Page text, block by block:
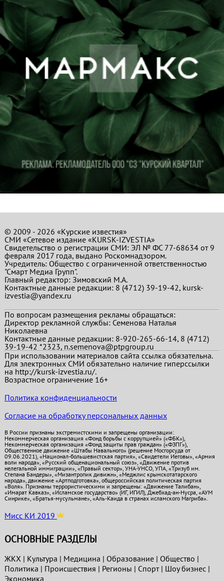
© 2009 - 2026 «Курские известия»
СМИ «Сетевое издание «KURSK-IZVESTIA»
Свидетельство о регистрации СМИ: ЭЛ № ФС 77-68634 от 9
февраля 2017 года, выдано Роскомнадзором.
Учредитель: Общество с ограниченной ответственностью
"Смарт Медиа Групп".
Главный редактор:Зимовский М.А.
Контактные данные редакции: 8 (4712) 39-19-42, kursk-
izvestia@yandex.ru
По вопросам размещения рекламы обращаться:
Директор рекламной службы: Семенова Наталья
Николаевна
Контактные данные редакции: 8-920-265-66-14, 8 (4712)
39-19-42 *2323, n.semenova@ptpgroup.ru
При использовании материалов сайта ссылка обязательна.
Для электронных СМИ обязательно наличие гиперссылки
на http://kursk-izvestia.ru/.
Возрастное ограничение 16+
Политика конфиденциальности
Согласие на обработку персональных данных
В России признаны экстремистскими и запрещены организации:
Некоммерческая организация «Фонд борьбы с коррупцией» («ФБК»),
Некоммерческая организация «Фонд защиты прав граждан» («ФЗПГ»),
Общественное движение «Штабы Навального» (решение Мосгорсуда от
09.06.2021), «Национал-большевистская партия», «Свидетели Иеговы», «Армия
воли народа», «Русский общенациональный союз», «Движение против
нелегальной иммиграции», «Правый сектор», УНА-УНСО, УПА, «Тризуб им.
Степана Бандеры», «Мизантропик дивижн», «Меджлис крымскотатарского
народа», движение «Артподготовка», общероссийская политическая партия
«Воля». Признаны террористическими и запрещены: «Движение Талибан»,
«Имарат Кавказ», «Исламское государство» (ИГ, ИГИЛ), Джебхад-ан-Нусра, «АУМ
Синрике», «Братья-мусульмане», «Аль-Каида в странах исламского Магриба».
Мисс КИ 2019
ОСНОВНЫЕ РАЗДЕЛЫ
ЖКХ | Культура | Медицина | Образование| Общество |
Политика | Проиcшествия | Регионы | Спорт| Шоу бизнес|
Экономика